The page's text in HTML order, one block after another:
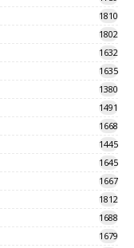
1810
1802
1632
1635
1380
1491
1668
1445
1645
1667
1812
1688
1679